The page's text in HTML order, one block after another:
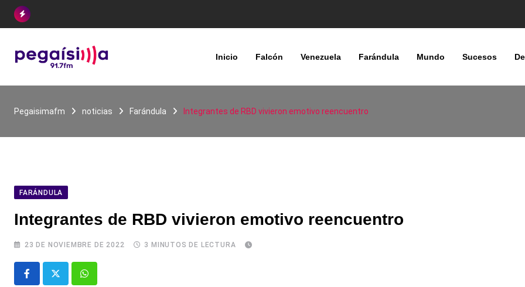
Skip
Inicio Falcón Venezuela Farándula Mundo Sucesos
Pegaisimafm noticias Farándula Integrantes de RBD vivieron emotivo reencuentro
FARÁNDULA
Integrantes de RBD vivieron emotivo reencuentro
23 DE NOVIEMBRE DE 2022 3 MINUTOS DE LECTURA
Whatsapp